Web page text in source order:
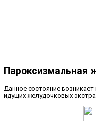
Пароксизмальная
Данное состояние
идущих желудочковых